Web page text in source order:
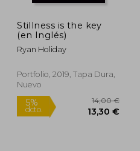
Rápido
Stillness is the key
(en Inglés)
Ryan Holiday
Portfolio, 2019, Tapa Dura,
Nuevo